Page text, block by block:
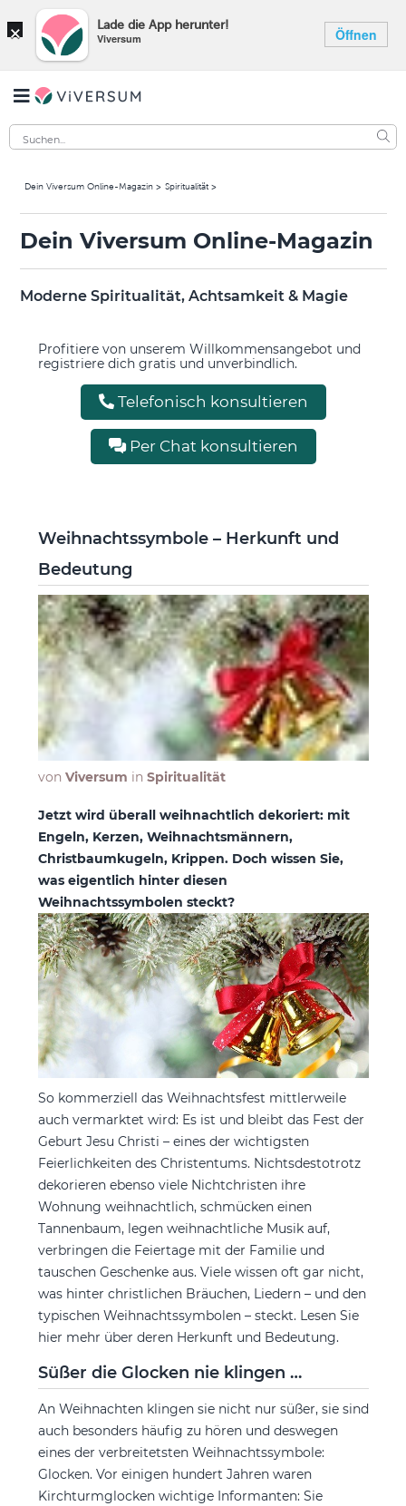
× Lade die App herunter!
Viversum Öffnen
Dein Viversum Online-Magazin Spiritualität
Dein Viversum Online-Magazin
Moderne Spiritualität, Achtsamkeit & Magie
Profitiere von unserem Willkommensangebot und
registriere dich gratis und unverbindlich.
Telefonisch konsultieren
Per Chat konsultieren
Weihnachtssymbole – Herkunft und
Bedeutung
von Viversum in Spiritualität
Jetzt wird überall weihnachtlich dekoriert: mit
Engeln, Kerzen, Weihnachtsmännern,
Christbaumkugeln, Krippen. Doch wissen Sie,
was eigentlich hinter diesen
Weihnachtssymbolen steckt?
So kommerziell das Weihnachtsfest mittlerweile
auch vermarktet wird: Es ist und bleibt das Fest der
Geburt Jesu Christi – eines der wichtigsten
Feierlichkeiten des Christentums. Nichtsdestotrotz
dekorieren ebenso viele Nichtchristen ihre
Wohnung weihnachtlich, schmücken einen
Tannenbaum, legen weihnachtliche Musik auf,
verbringen die Feiertage mit der Familie und
tauschen Geschenke aus. Viele wissen oft gar nicht,
was hinter christlichen Bräuchen, Liedern – und den
typischen Weihnachtssymbolen – steckt. Lesen Sie
hier mehr über deren Herkunft und Bedeutung.
Süßer die Glocken nie klingen …
An Weihnachten klingen sie nicht nur süßer, sie sind
auch besonders häufig zu hören und deswegen
eines der verbreitetsten Weihnachtssymbole:
Glocken. Vor einigen hundert Jahren waren
Kirchturmglocken wichtige Informanten: Sie